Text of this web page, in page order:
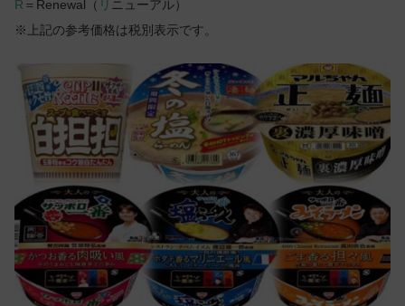
R ＝Renewal（ リ ニューアル）
※上記の参考価格は税別表示です。